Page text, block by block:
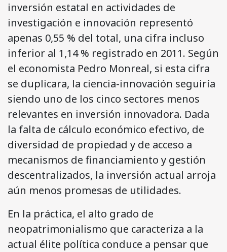
inversión estatal en actividades de
investigación e innovación representó
apenas 0,55 % del total, una cifra incluso
inferior al 1,14 % registrado en 2011. Según
el economista Pedro Monreal, si esta cifra
se duplicara, la ciencia-innovación seguiría
siendo uno de los cinco sectores menos
relevantes en inversión innovadora. Dada
la falta de cálculo económico efectivo, de
diversidad de propiedad y de acceso a
mecanismos de financiamiento y gestión
descentralizados, la inversión actual arroja
aún menos promesas de utilidades.
En la práctica, el alto grado de
neopatrimonialismo que caracteriza a la
actual élite política conduce a pensar que